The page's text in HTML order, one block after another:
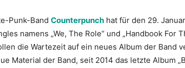
Punk-Band Counterpunch hat für den 29.
namens „We, The Role“ und „Handbook For
die Wartezeit auf ein neues Album der Band
Material der Band, seit 2014 das letzte Album